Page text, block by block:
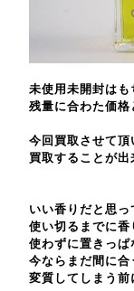
未使用未開封はも
残量に合わた価
今回買取させて
買取することが出
いい香りだと思っ
使い切るまでに香
使わずに置きっ
今ならまだ間に合
変質してしまう